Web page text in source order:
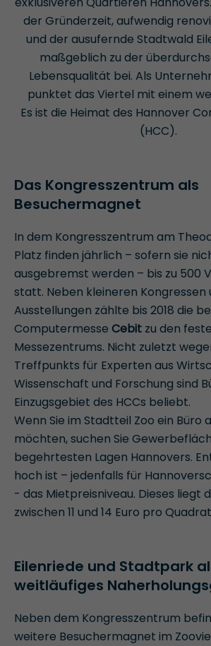
der Gründerzeit, aufwendig
und der ausufernde Stadtwald
maßgeblich zu der
Lebensqualität bei. Als
punktet das Viertel mit einem
Es ist die Heimat des Hannover
(HCC).
Das Kongresszentrum als
Besuchermagnet
In dem Kongresszentrum am
Platz finden jährlich – sofern sie
ausgebremst werden – bis zu 500
statt. Neben kleineren Kongressen
Ausstellungen zählte bis 2018 die
Computermesse Cebit zu den
Messezentrums. Nicht zuletzt
Treffpunkts für Experten aus
Wissenschaft und Forschung sind
Einzugsgebiet des HCCs beliebt.
Wenn Sie im Stadtteil Zoo ein Büro
möchten, suchen Sie
begehrtesten Lagen Hannovers.
hoch ist – jedenfalls für
- das Mietpreisniveau. Dieses liegt
zwischen 11 und 14 Euro pro
Eilenriede und Stadtpark
weitläufiges
Neben dem Kongresszentrum
weitere Besuchermagnet im